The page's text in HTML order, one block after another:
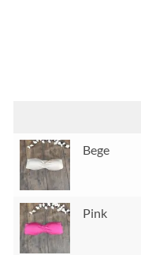
Bege
Pink